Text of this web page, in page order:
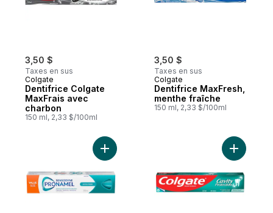
3,50 $
Taxes en sus
Colgate
Dentifrice Colgate
MaxFrais avec
charbon
150 ml, 2,33 $/100ml
3,50 $
Taxes en sus
Colgate
Dentifrice MaxFresh,
menthe fraîche
150 ml, 2,33 $/100ml
Ajouter Vague De Fraîcheur (Dentifrice)
Ajouter